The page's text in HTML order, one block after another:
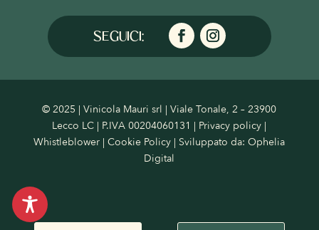
© 2025 | Vinicola Mauri srl | Viale Tonale, 2 – 23900
Lecco LC | P.IVA 00204060131 | Privacy policy |
Whistleblower |Cookie Policy | Sviluppato da:Ophelia
Digital